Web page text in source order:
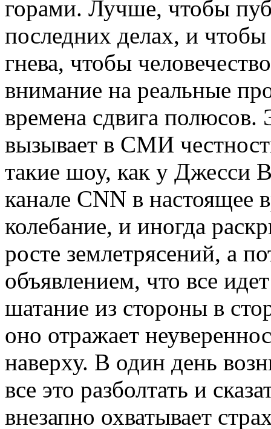
горами. Лучше, чтобы
последних делах, и
гнева, чтобы
внимание на реальные
времена сдвига
вызывает в СМИ
такие шоу, как у Джесси
канале CNN в настоящее
колебание, и иногда
росте землетрясений, а
объявлением, что все
шатание из стороны в
оно отражает
наверху. В один день
все это разболтать и
внезапно охватывает